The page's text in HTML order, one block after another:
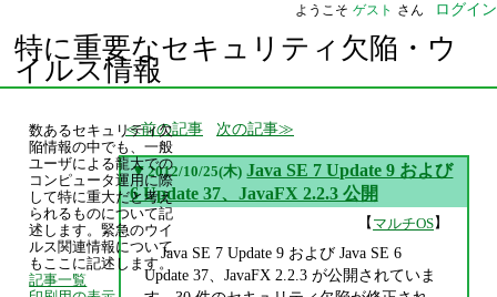
ようこそ ゲスト さん ログイン
特に重要なセキュリティ欠陥・ウ
イルス情報
前の記事 次の記事
▼ 2012/10/25(木) Java SE 7 Update 9 および
6 Update 37、JavaFX 2.2.3 公開
【マルチOS】
Java SE 7 Update 9 および Java SE 6
Update 37、JavaFX 2.2.3 が公開されていま
数あるセキュリティ欠
陥情報の中でも、一般
ユーザによる龍大での
コンピュータ運用に際
して特に重大だと考え
られるものについて記
述します。緊急のウイ
ルス関連情報について
もここに記述します。
記事一覧